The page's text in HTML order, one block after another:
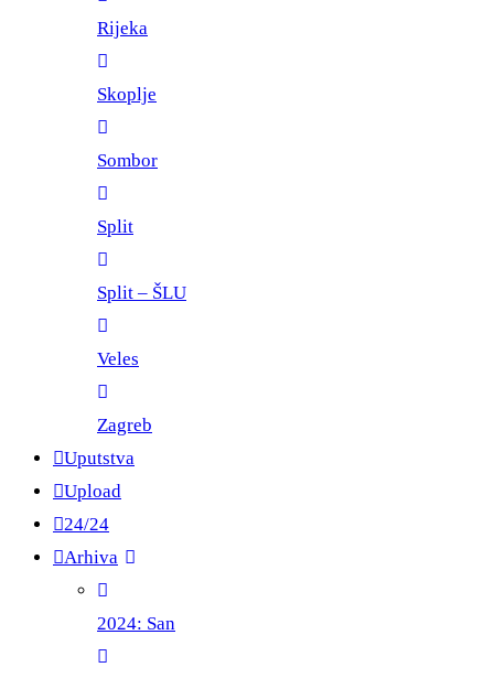
Rijeka
Skoplje
Sombor
Split
Split – ŠLU
Veles
Zagreb
Uputstva
Upload
24/24
Arhiva
2024: San